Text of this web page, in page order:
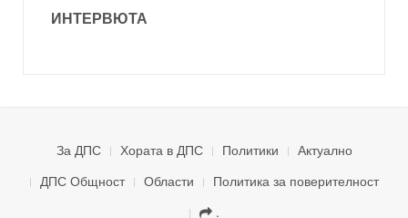
ИНТЕРВЮТА
За ДПС Хората в ДПС Политики
Актуално
ДПС Общност
Области
Политика за поверителност
.